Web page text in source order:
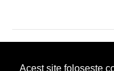
Acest site folosește
© 2026 - PRIMĂRIA